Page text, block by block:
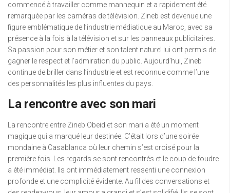
commencé à travailler comme mannequin et a rapidement été
remarquée par les caméras de télévision. Zineb est devenue une
figure emblématique de l’industrie médiatique au Maroc, avec sa
présence à la fois à la télévision et sur les panneaux publicitaires.
Sa passion pour son métier et son talent naturel lui ont permis de
gagner le respect et l’admiration du public. Aujourd’hui, Zineb
continue de briller dans l’industrie et est reconnue comme l’une
des personnalités les plus influentes du pays.
La rencontre avec son mari
La rencontre entre Zineb Obeid et son mari a été un moment
magique qui a marqué leur destinée. C’était lors d’une soirée
mondaine à Casablanca où leur chemin s’est croisé pour la
première fois. Les regards se sont rencontrés et le coup de foudre
a été immédiat. Ils ont immédiatement ressenti une connexion
profonde et une complicité évidente. Au fil des conversations et